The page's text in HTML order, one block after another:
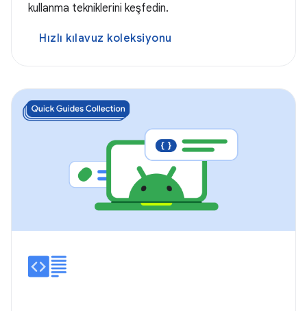
kullanma tekniklerini keşfedin.
Hızlı kılavuz koleksiyonu